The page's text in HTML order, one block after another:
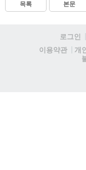
목록 본문
로그인
이용약관
개